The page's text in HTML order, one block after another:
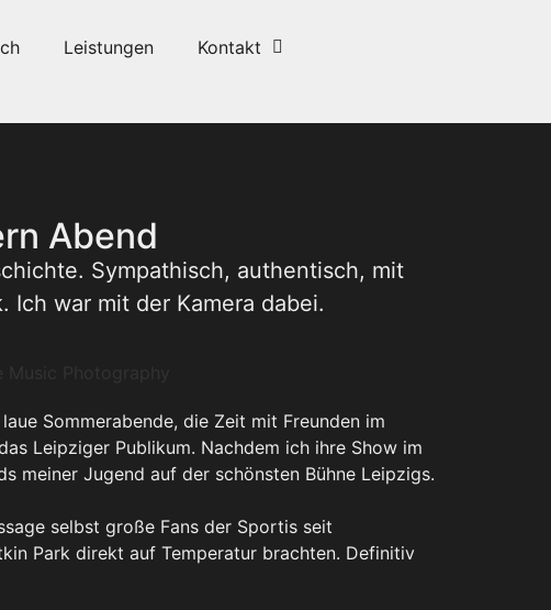
Leistungen Kontakt
Abend
Sympathisch, authentisch, mit
war mit der Kamera dabei.
Sommerabende, die Zeit mit Freunden im
Leipziger Publikum. Nachdem ich ihre Show im
meiner Jugend auf der schönsten Bühne Leipzigs.
selbst große Fans der Sportis seit
Park direkt auf Temperatur brachten. Definitiv